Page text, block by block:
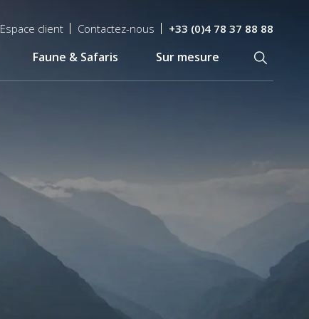
Espace client Contactez-nous +33 (0)4 78 37 88 88
Faune & Safaris Sur mesure